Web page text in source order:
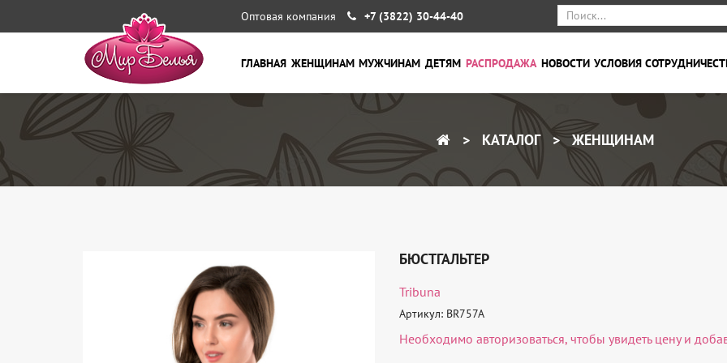
Оптовая компания +7 (3822) 30-44-40
ГЛАВНАЯ ЖЕНЩИНАМ МУЖЧИНАМ ДЕТЯМ РАСПРОДАЖА НОВОСТИ УСЛОВИЯ
КАТАЛОГ ЖЕНЩИНАМ
БЮСТГАЛЬТЕР
Tribuna
Артикул: BR757A
Необходимо авторизоваться, чтобы увидеть цену и